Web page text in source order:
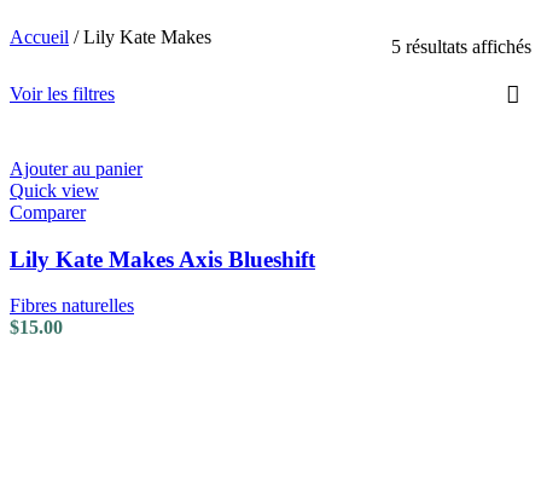
Accueil /Lily Kate Makes 5 résultats affichés
Voir les filtres
Ajouter au panier
Quick view
Comparer
Lily Kate Makes Axis Blueshift
Fibres naturelles
$15.00